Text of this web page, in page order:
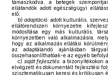
támaszkodva, a betegek
ellátandók adott egészségügyi
elő;
b) adaptáció:adott kulturális,
ellátórendszeri környezetre
módosítása egy más kulturális,
környezetben való alkalmazásra,
hogy az alkalmazás ellátási
az adaptálandó ajánlásban
összehasonlíthatóak-e az egyéb
c) saját fejlesztés: a bizonyítékokon
elvégzett és dokumentált fejlesztési
szisztematikusan keresi és kritikusan